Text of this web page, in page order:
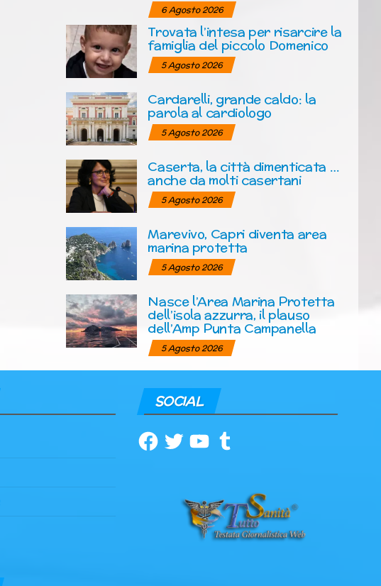
6 Agosto 2026
Trovata l’intesa per risarcire la
famiglia del piccolo Domenico
5 Agosto 2026
Cardarelli, grande caldo: la
parola al cardiologo
5 Agosto 2026
Caserta, la città dimenticata …
anche da molti casertani
5 Agosto 2026
Marevivo, Capri diventa area
marina protetta
5 Agosto 2026
Nasce l’Area Marina Protetta
dell’isola azzurra, il plauso
dell’Amp Punta Campanella
5 Agosto 2026
SOCIAL
Facebook
TwitterYouTubeTumblr